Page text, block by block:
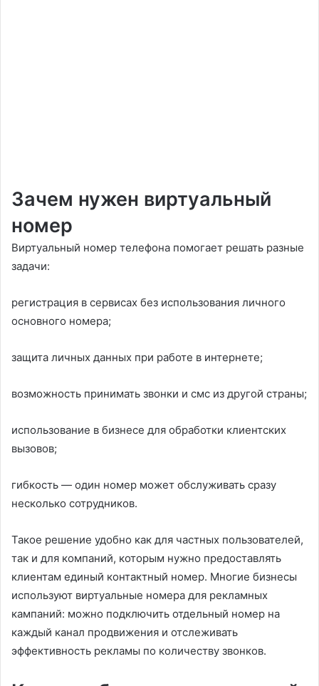
Зачем нужен виртуальный
номер
Виртуальный номер телефона помогает решать разные
задачи:
регистрация в сервисах без использования личного
основного номера;
защита личных данных при работе в интернете;
возможность принимать звонки и смс из другой страны;
использование в бизнесе для обработки клиентских
вызовов;
гибкость — один номер может обслуживать сразу
несколько сотрудников.
Такое решение удобно как для частных пользователей,
так и для компаний, которым нужно предоставлять
клиентам единый контактный номер. Многие бизнесы
используют виртуальные номера для рекламных
кампаний: можно подключить отдельный номер на
каждый канал продвижения и отслеживать
эффективность рекламы по количеству звонков.